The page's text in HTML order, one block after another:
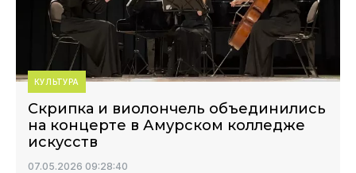
КУЛЬТУРА
Скрипка и виолончель объединились
на концерте в Амурском колледже
искусств
07.05.2026 09:28:40